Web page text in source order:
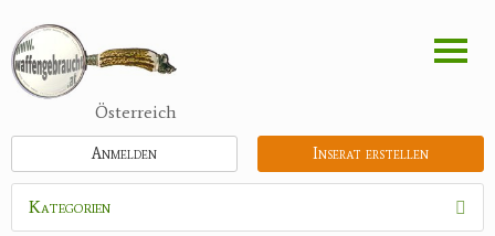
zum
Inhalt
Österreich
Inserat erstellen
Anmelden
Kategorien